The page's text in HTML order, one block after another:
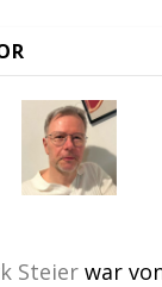
Steier war